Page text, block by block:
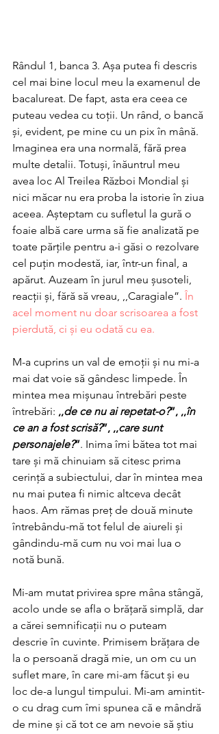
Rândul 1, banca 3. Așa putea fi descris
cel mai bine locul meu la examenul de
bacalureat. De fapt, asta era ceea ce
puteau vedea cu toții. Un rând, o bancă
și, evident, pe mine cu un pix în mână.
Imaginea era una normală, fără prea
multe detalii. Totuși, înăuntrul meu
avea loc Al Treilea Război Mondial și
nici măcar nu era proba la istorie în ziua
aceea. Așteptam cu sufletul la gură o
foaie albă care urma să fie analizată pe
toate părțile pentru a-i găsi o rezolvare
cel puțin modestă, iar, într-un final, a
apărut. Auzeam în jurul meu șusoteli,
reacții și, fără să vreau, ,,Caragiale”. În
acel moment nu doar scrisoarea a fost
pierdută, ci și eu odată cu ea.
M-a cuprins un val de emoții și nu mi-a
mai dat voie să gândesc limpede. În
mintea mea mișunau întrebări peste
întrebări: ,,de ce nu ai repetat-o?”, ,,în
ce an a fost scrisă?”, ,,care sunt
personajele?”. Inima îmi bătea tot mai
tare și mă chinuiam să citesc prima
cerință a subiectului, dar în mintea mea
nu mai putea fi nimic altceva decât
haos. Am rămas preț de două minute
întrebându-mă tot felul de aiureli și
gândindu-mă cum nu voi mai lua o
notă bună.
Mi-am mutat privirea spre mâna stângă,
acolo unde se afla o brățară simplă, dar
a cărei semnificații nu o puteam
descrie în cuvinte. Primisem brățara de
la o persoană dragă mie, un om cu un
suflet mare, în care mi-am făcut și eu
loc de-a lungul timpului. Mi-am amintit-
o cu drag cum îmi spunea că e mândră
de mine și că tot ce am nevoie să știu